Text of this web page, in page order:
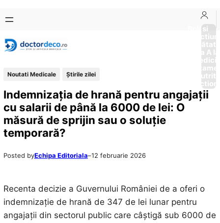
conținut
content
Boli si
Afectiuni
Sănătate
de la A
Noutati Medicale Știrile zilei
Indemnizația de hrană pentru angajații
cu salarii de până la 6000 de lei: O
măsură de sprijin sau o soluție
temporară?
Posted byEchipa Editoriala–12 februarie 2026
Recenta decizie a Guvernului României de a oferi o
indemnizație de hrană de 347 de lei lunar pentru
angajații din sectorul public care câștigă sub 6000 de